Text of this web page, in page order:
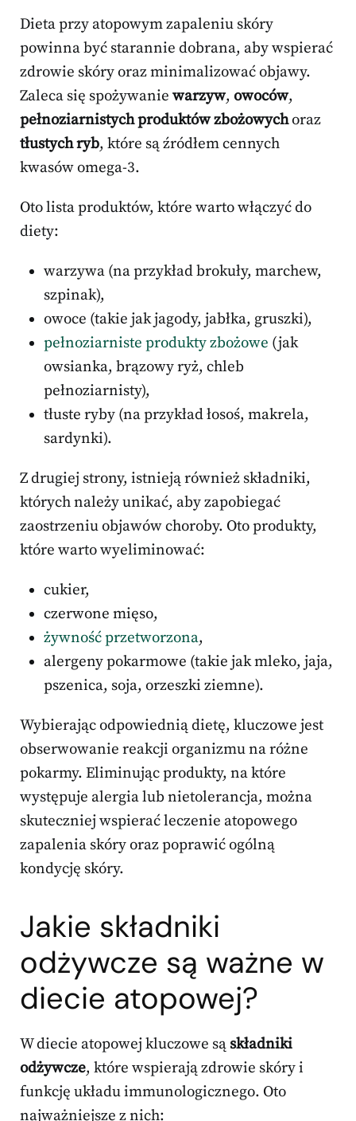
Dieta przy atopowym zapaleniu skóry
powinna być starannie dobrana, aby wspierać
zdrowie skóry oraz minimalizować objawy.
Zaleca się spożywanie warzyw, owoców,
pełnoziarnistych produktów zbożowychoraz
tłustych ryb, które są źródłem cennych
kwasów omega-3.
Oto lista produktów, które warto włączyć do
diety:
warzywa (na przykład brokuły, marchew,
szpinak),
owoce (takie jak jagody, jabłka, gruszki),
pełnoziarniste produkty zbożowe (jak
owsianka, brązowy ryż, chleb
pełnoziarnisty),
tłuste ryby (na przykład łosoś, makrela,
sardynki).
Z drugiej strony, istnieją również składniki,
których należy unikać, aby zapobiegać
zaostrzeniu objawów choroby. Oto produkty,
które warto wyeliminować:
cukier,
czerwone mięso,
żywność przetworzona,
alergeny pokarmowe (takie jak mleko, jaja,
pszenica, soja, orzeszki ziemne).
Wybierając odpowiednią dietę, kluczowe jest
obserwowanie reakcji organizmu na różne
pokarmy. Eliminując produkty, na które
występuje alergia lub nietolerancja, można
skuteczniej wspierać leczenie atopowego
zapalenia skóry oraz poprawić ogólną
kondycję skóry.
Jakie składniki
odżywcze są ważne w
diecie atopowej?
W diecie atopowej kluczowe są składniki
odżywcze, które wspierają zdrowie skóry i
funkcję układu immunologicznego. Oto
najważniejsze z nich: